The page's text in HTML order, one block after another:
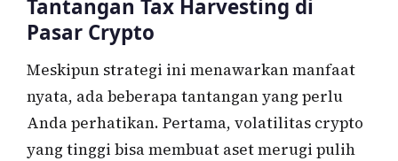
Tantangan Tax Harvesting di
Pasar Crypto
Meskipun strategi ini menawarkan manfaat
nyata, ada beberapa tantangan yang perlu
Anda perhatikan. Pertama, volatilitas crypto
yang tinggi bisa membuat aset merugi pulih